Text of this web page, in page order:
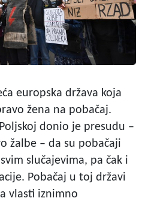
europska država koja
žena na pobačaj.
donio je presudu –
žalbe – da su pobačaji
slučajevima, pa čak i
Pobačaj u toj državi
vlasti iznimno